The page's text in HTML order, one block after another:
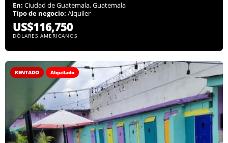
En: Ciudad de Guatemala, Guatemala
Tipo de negocio: Alquiler
US$116,750
DÓLARES AMERICANOS
RENTADO Alquilado